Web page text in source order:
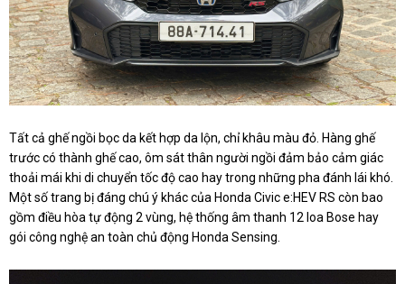
Tất cả ghế ngồi bọc da kết hợp da lộn, chỉ khâu màu đỏ. Hàng ghế
trước có thành ghế cao, ôm sát thân người ngồi đảm bảo cảm giác
thoải mái khi di chuyển tốc độ cao hay trong những pha đánh lái khó.
Một số trang bị đáng chú ý khác của Honda Civic e:HEV RS còn bao
gồm điều hòa tự động 2 vùng, hệ thống âm thanh 12 loa Bose hay
gói công nghệ an toàn chủ động Honda Sensing.